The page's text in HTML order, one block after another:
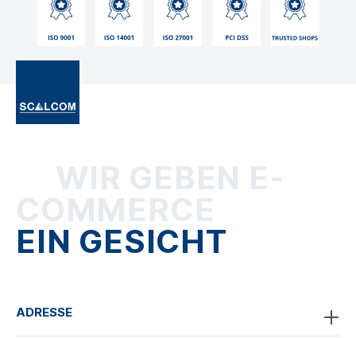
WIR GEBEN E-
COMMERCE
EIN GESICHT
ADRESSE